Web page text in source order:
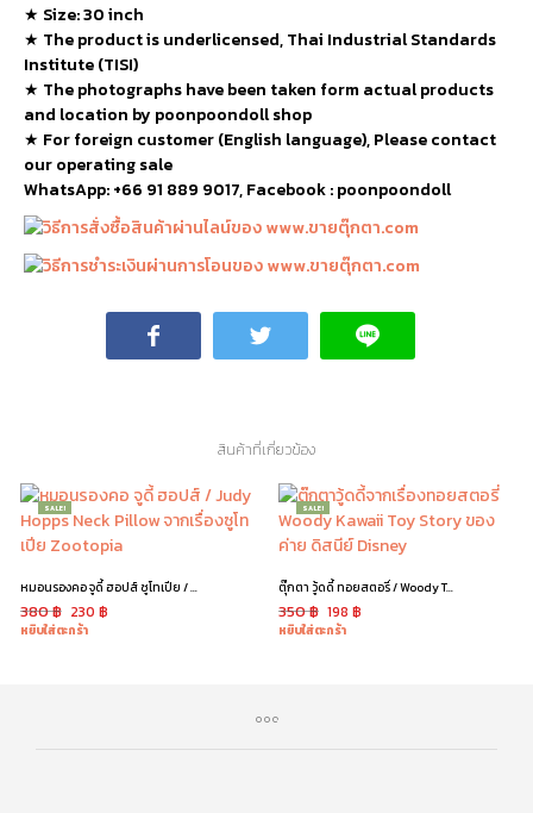
★ Size: 30 inch
★ The product is underlicensed, Thai Industrial Standards
Institute (TISI)
★ The photographs have been taken form actual products
and location by poonpoondoll shop
★ For foreign customer (English language), Please contact
our operating sale
WhatsApp: +66 91 889 9017, Facebook : poonpoondoll
สินค้าที่เกี่ยวข้อง
SALE!
หมอนรองคอ จูดี้ ฮอปส์ ซูโทเปีย / Judy Hopps Zootopia
380฿ 230 ฿
หยิบใส่ตะกร้า
SALE!
ตุ๊กตา วู้ดดี้ ทอยสตอรี่ / Woody Toy Story ท่าหมอบ
350฿ 198 ฿
หยิบใส่ตะกร้า